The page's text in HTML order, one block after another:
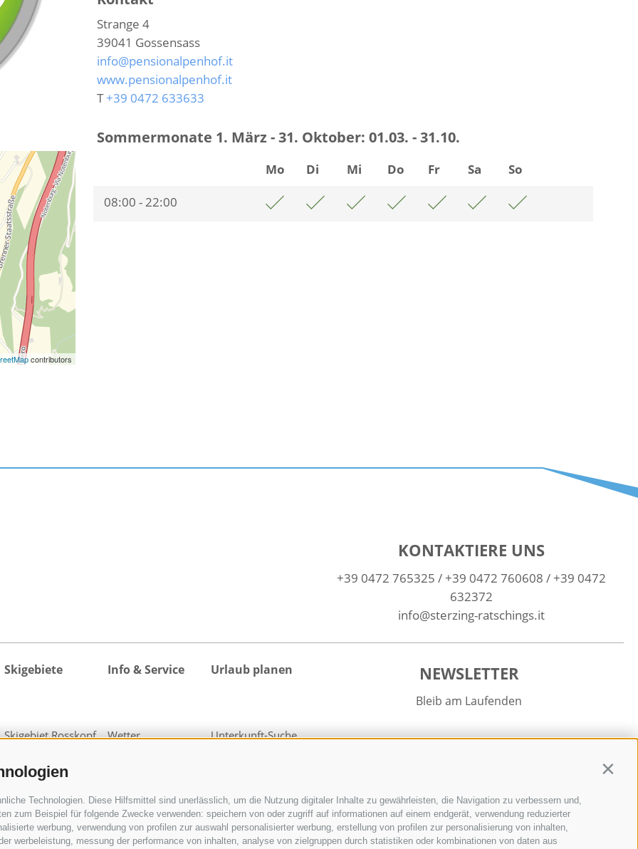
Technologien. Diese Hilfsmittel sind unerlässlich, um die Nutzung digitaler Inhalte zu gewährleisten, die Navigation zu verbessern und,
zum Beispiel für folgende Zwecke verwenden: speichern von oder zugriff auf informationen auf einem endgerät, verwendung reduzierter
werbung, verwendung von profilen zur auswahl personalisierter werbung, erstellung von profilen zur personalisierung von inhalten,
werbeleistung, messung der performance von inhalten, analyse von zielgruppen durch statistiken oder kombinationen von daten aus
contributors
Strange 4
39041 Gossensass
info@pensionalpenhof.it
www.pensionalpenhof.it
T+39 0472 633633
Sommermonate 1. März - 31. Oktober: 01.03. - 31.10.
Mo Di Mi Do Fr Sa
So
08:00 - 22:00
KONTAKTIERE UNS
+39 0472 765325 / +39 0472 760608 / +39 0472
632372
info@sterzing-ratschings.it
Skigebiete
Skigebiet Rosskopf
Jaufen
1 Skipass für alle
Skigebiete
Info & Service
Wetter
Downloads
Fotos
Videos
Urlaub planen
Unterkunft-Suche
Ratschings
activeCARD Sterzing
Gossensass CARD
NEWSLETTER
Bleib am Laufenden
Newsletter Anmelden